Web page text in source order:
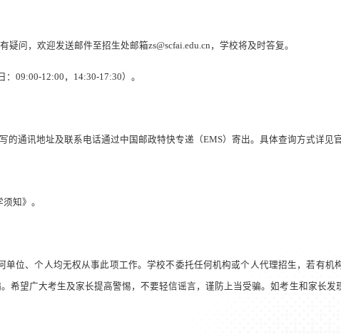
疑问，欢迎发送邮件至招生处邮箱zs@scfai.edu.cn ，学校将及时答复。
： 09:00-12:00 ， 14:30-17:30）。
的通讯地址及联系电话通过中国邮政特快专递（EMS）寄出。具体查询方式详见
知》。
位、个人均无权从事此项工作。学校不委托任何机构或个人代理招生，若有机
希望广大考生及家长提高警惕，不要轻信谣言，谨防上当受骗。如考生和家长发